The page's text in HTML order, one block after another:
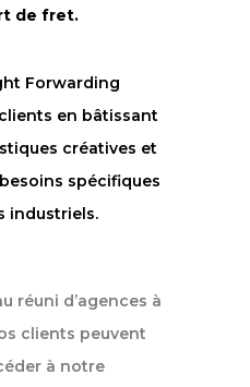
de fret.
Forwarding
en bâtissant
créatives et
spécifiques
industriels.
réuni d’agences à
clients peuvent
à notre